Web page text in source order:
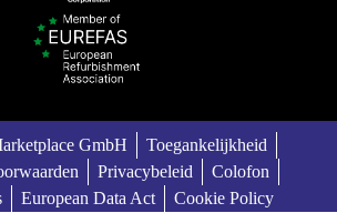
GmbH
Toegankelijkheid
Privacybeleid
Colofon
European Data Act Cookie Policy